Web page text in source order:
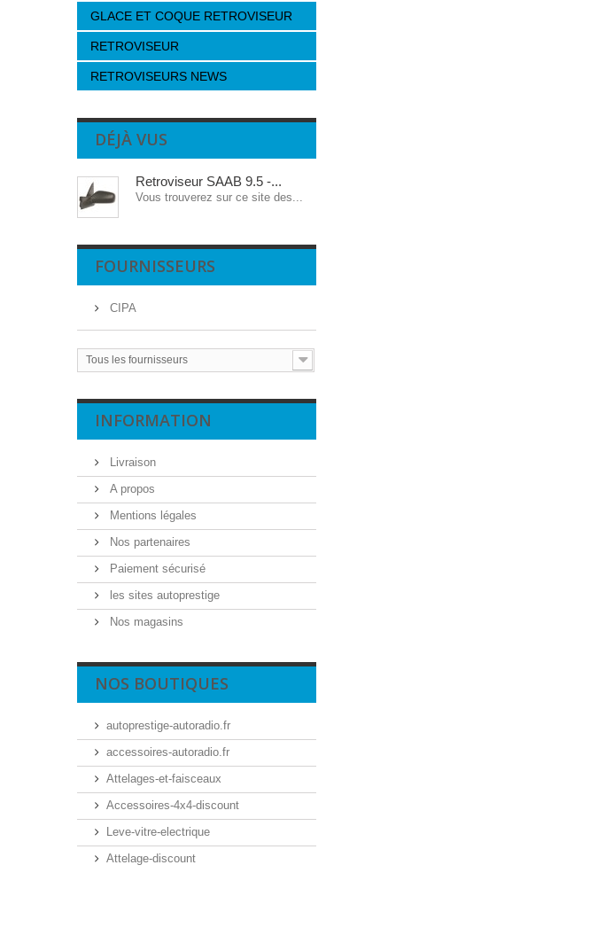
GLACE ET COQUE RETROVISEUR
RETROVISEUR
RETROVISEURS NEWS
DÉJÀ VUS
Retroviseur SAAB 9.5 -...
Vous trouverez sur ce site des...
FOURNISSEURS
CIPA
Tous les fournisseurs
INFORMATION
Livraison
A propos
Mentions légales
Nos partenaires
Paiement sécurisé
les sites autoprestige
Nos magasins
NOS BOUTIQUES
autoprestige-autoradio.fr
accessoires-autoradio.fr
Attelages-et-faisceaux
Accessoires-4x4-discount
Leve-vitre-electrique
Attelage-discount